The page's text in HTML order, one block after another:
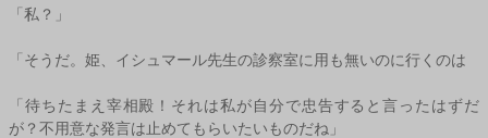
「私？」
「そうだ。姫、イシュマール先生の診察室に用も無いのに行くのは
「待ちたまえ宰相殿！それは私が自分で忠告すると言ったはずだ
が？不用意な発言は止めてもらいたいものだね」